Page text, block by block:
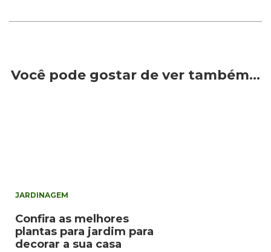
Você pode gostar de ver também…
JARDINAGEM
Confira as melhores
plantas para jardim para
decorar a sua casa